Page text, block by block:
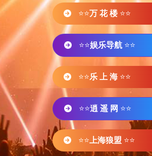
⭐⭐万 花 楼 ⭐⭐
⭐⭐娱乐导航 ⭐⭐
⭐⭐乐 上 海 ⭐⭐
⭐⭐逍 遥 网 ⭐⭐
⭐⭐ 上海狼盟 ⭐⭐